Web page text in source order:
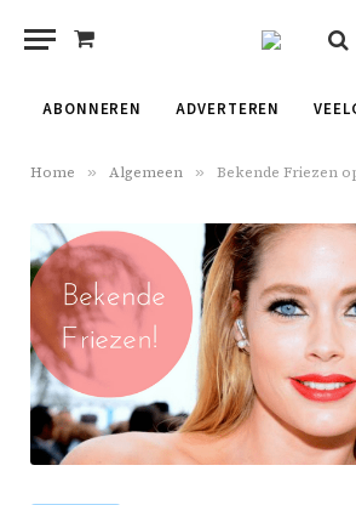
Shopping
ABONNEREN ADVERTEREN
Home » Algemeen » Bekende Friezen